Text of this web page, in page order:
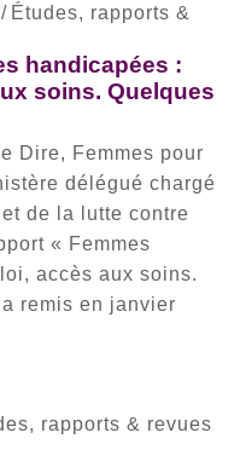
/ Études, rapports &
handicapées :
soins. Quelques
Dire, Femmes pour
délégué chargé
de la lutte contre
« Femmes
accès aux soins.
remis en janvier
rapports & revues